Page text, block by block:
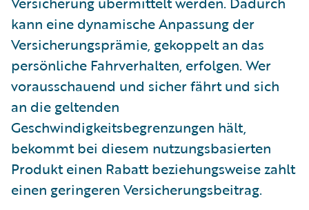
kann eine dynamische Anpassung der
Versicherungsprämie, gekoppelt an das
persönliche Fahrverhalten, erfolgen. Wer
vorausschauend und sicher fährt und sich
an die geltenden
Geschwindigkeitsbegrenzungen hält,
bekommt bei diesem nutzungsbasierten
Produkt einen Rabatt beziehungsweise zahlt
einen geringeren Versicherungsbeitrag.